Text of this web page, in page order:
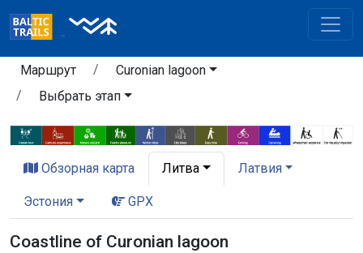
Маршрут
Curonian lagoon
Выбрать этап
Обзорная карта Литва Латвия
Эстония GPX
Coastline of Curonian lagoon